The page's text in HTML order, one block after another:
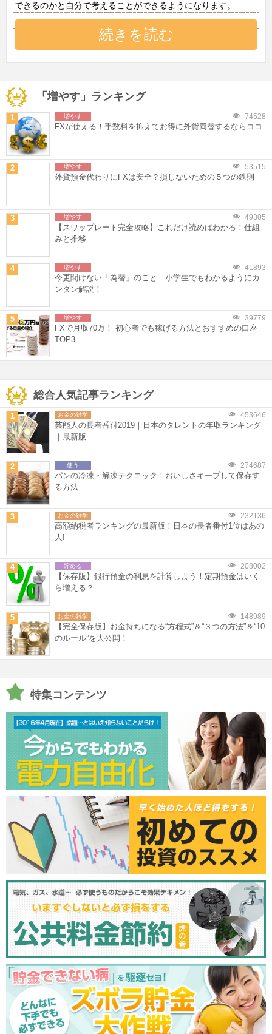
できるのかと自分で考えることができるようになります。
続きを読む
「増やす」ランキング
1 増やす 74528
FXが使える！手数料を抑えてお得に外貨両替するならココ
2 増やす 53515
外貨預金代わりにFXは安全？損しないための５つの鉄則
3 増やす 49305
【スワップレート完全攻略】これだけ読めばわかる！仕組
みと推移
4 増やす 41893
今更聞けない「為替」のこと｜小学生でもわかるようにカ
ンタン解説！
5 増やす 39779
FXで月収70万！ 初心者でも稼げる方法とおすすめの口座
TOP3
総合人気記事ランキング
1 お金の雑学 453646
芸能人の長者番付2019｜日本のタレントの年収ランキング
｜最新版
2 使う 274687
パンの冷凍・解凍テクニック！おいしさキープして保存す
る方法
3 お金の雑学 232136
高額納税者ランキングの最新版！日本の長者番付1位はあの
人!
4 貯める 208002
【保存版】銀行預金の利息を計算しよう！定期預金はいく
ら増える？
5 お金の雑学 148989
【完全保存版】お金持ちになる“方程式”＆“３つの方法”＆“10
のルール”を大公開！
特集コンテンツ